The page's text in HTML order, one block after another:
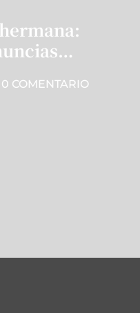
0 COMENTARIO